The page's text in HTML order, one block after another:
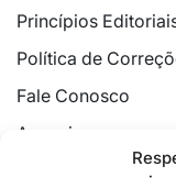
Princípios
Política de
Fale Conosco
Anuncie
Política de Cookies